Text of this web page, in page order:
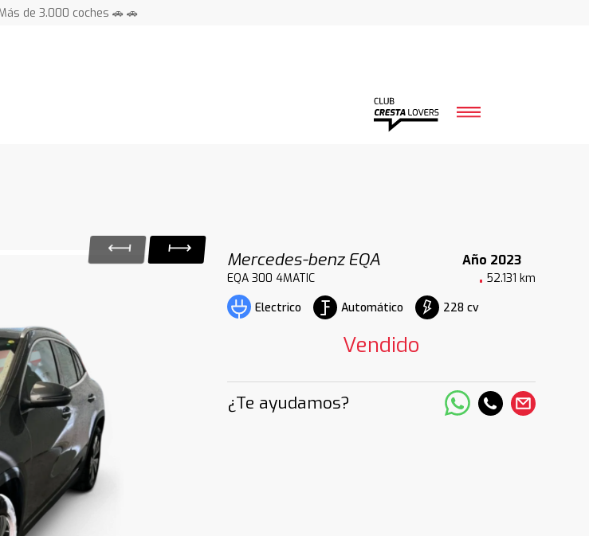
de 3.000 coches 🚗 🚗
Mercedes-benz EQA
Año 2023
EQA 300 4MATIC
52.131 km
Electrico
Automático 228 cv
Vendido
¿Te ayudamos?